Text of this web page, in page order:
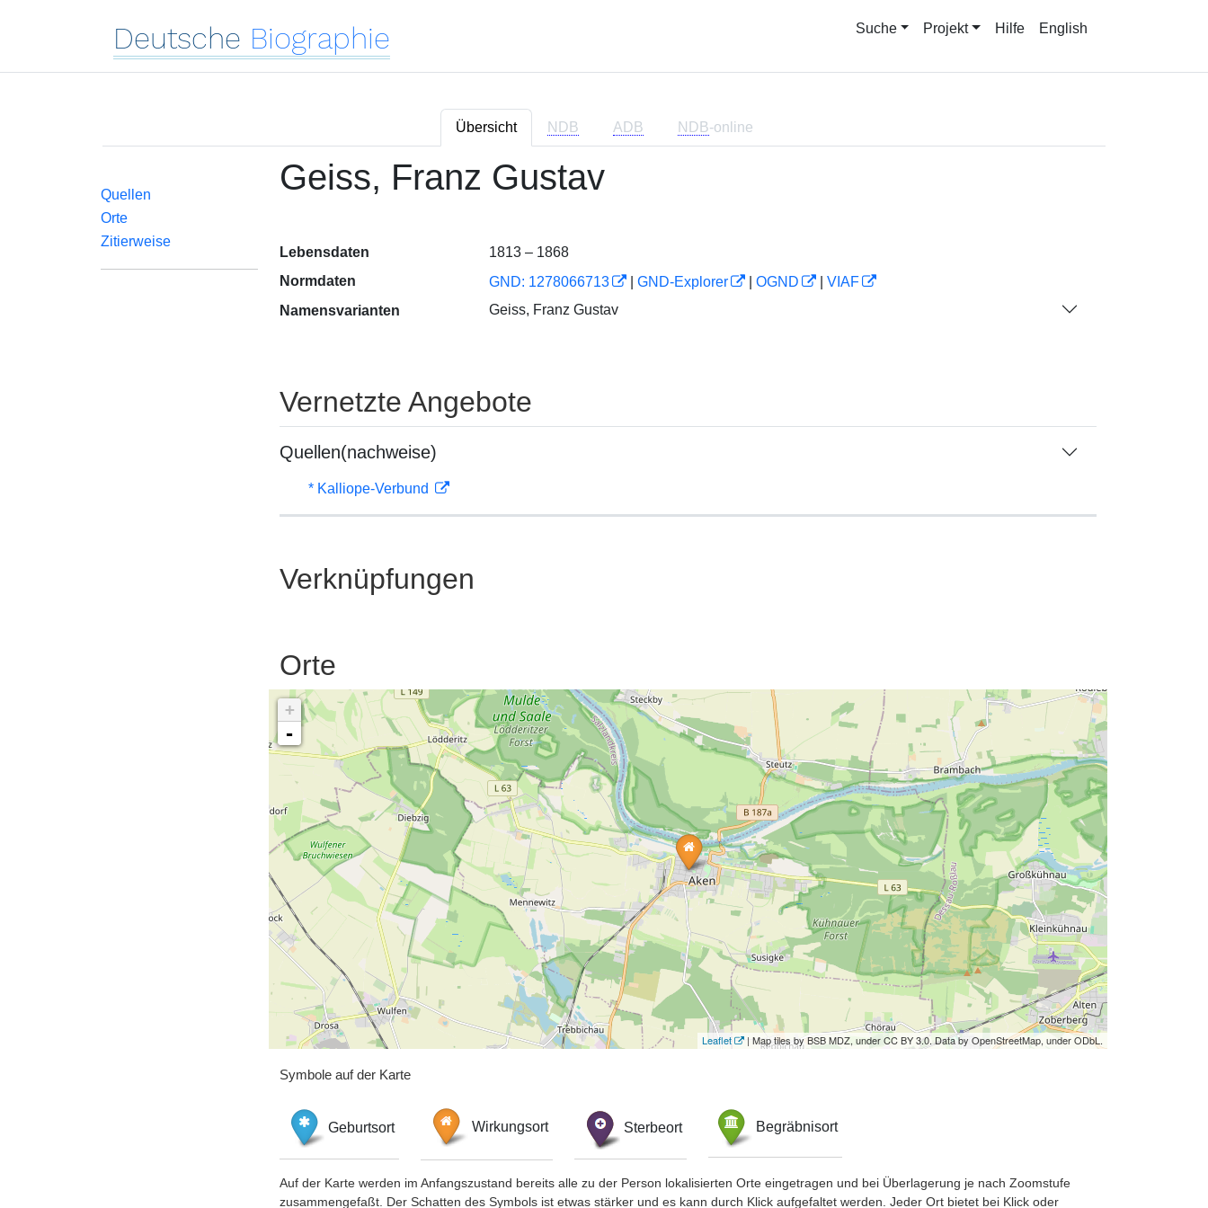
Deutsche Biographie Suche Projekt Hilfe English
Übersicht NDB ADB NDB-online
Quellen
Orte
Zitierweise
Geiss, Franz Gustav
Lebensdaten
1813 – 1868
Normdaten
GND: 1278066713 GND-Explorer OGND
VIAF
Namensvarianten
Geiss, Franz Gustav
Vernetzte Angebote
Quellen(nachweise)
* Kalliope-Verbund
Verknüpfungen
Orte
+
-
Leaflet | Map tiles by BSB MDZ, under CC BY 3.0. Data by OpenStreetMap, under ODbL.
Symbole auf der Karte
Geburtsort Wirkungsort Sterbeort Begräbnisort
Auf der Karte werden im Anfangszustand bereits alle zu der Person lokalisierten Orte eingetragen und bei Überlagerung je nach Zoomstufe
zusammengefaßt. Der Schatten des Symbols ist etwas stärker und es kann durch Klick aufgefaltet werden. Jeder Ort bietet bei Klick oder